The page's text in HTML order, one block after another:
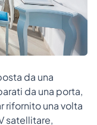
da una
da una porta,
rifornito una volta
satellitare,